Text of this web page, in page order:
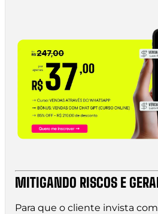
MITIGANDO RISCOS E
Para que o cliente invista